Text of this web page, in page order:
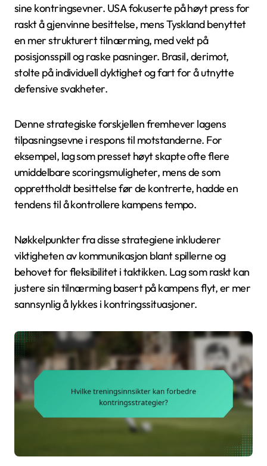
sine kontringsevner. USA fokuserte på høyt press for
raskt å gjenvinne besittelse, mens Tyskland benyttet
en mer strukturert tilnærming, med vekt på
posisjonsspill og raske pasninger. Brasil, derimot,
stolte på individuell dyktighet og fart for å utnytte
defensive svakheter.
Denne strategiske forskjellen fremhever lagens
tilpasningsevne i respons til motstanderne. For
eksempel, lag som presset høyt skapte ofte flere
umiddelbare scoringsmuligheter, mens de som
opprettholdt besittelse før de kontrerte, hadde en
tendens til å kontrollere kampens tempo.
Nøkkelpunkter fra disse strategiene inkluderer
viktigheten av kommunikasjon blant spillerne og
behovet for fleksibilitet i taktikken. Lag som raskt kan
justere sin tilnærming basert på kampens flyt, er mer
sannsynlig å lykkes i kontringssituasjoner.